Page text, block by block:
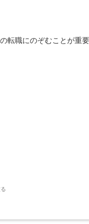
転職にのぞむことが重